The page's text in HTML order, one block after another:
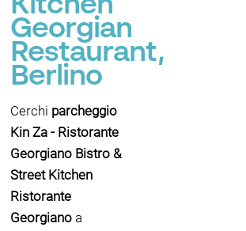
Kitchen
Georgian
Restaurant,
Berlino
Cerchi parcheggio
Kin Za - Ristorante
Georgiano Bistro &
Street Kitchen
Ristorante
Georgiano a